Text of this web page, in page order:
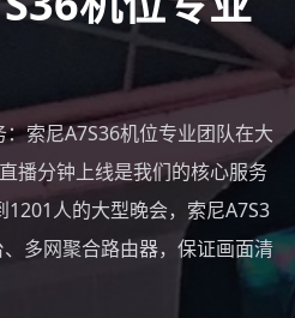
索尼A7S36机位专业团队在大
播分钟上线是我们的核心服务
人的大型晚会，索尼A7S3
多网聚合路由器，保证画面清